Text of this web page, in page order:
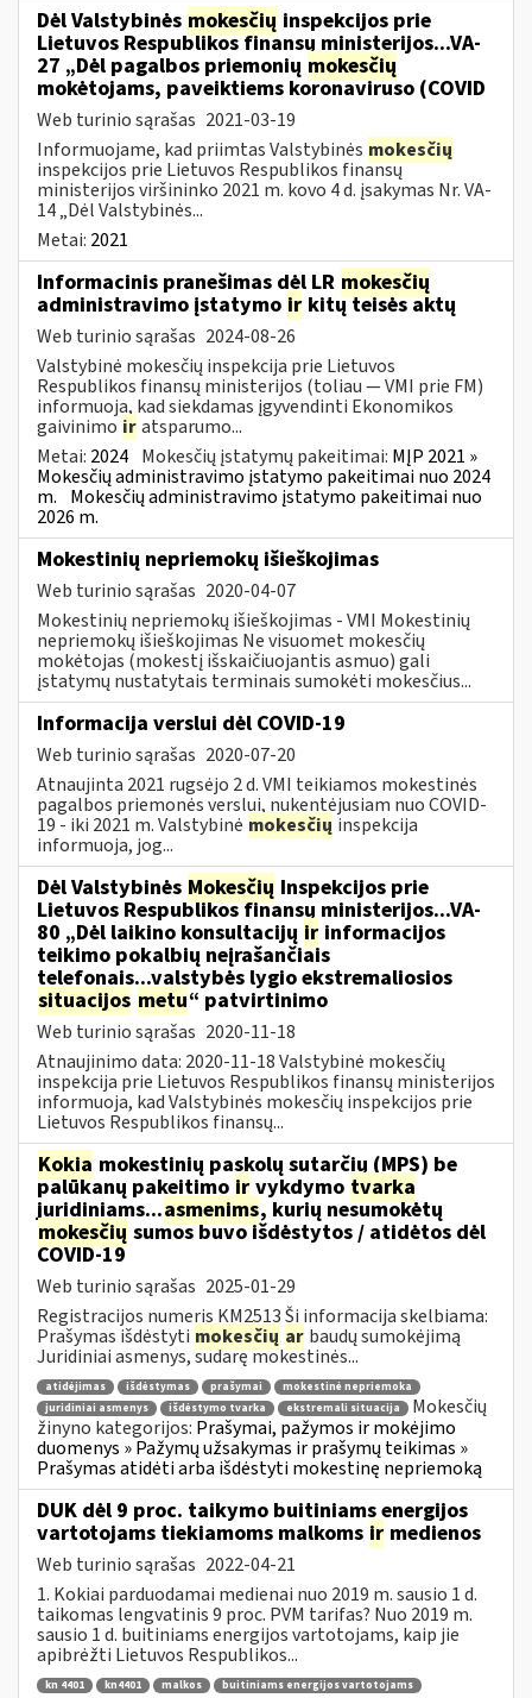
Dėl Valstybinės mokesčių inspekcijos prie
Lietuvos Respublikos finansų ministerijos...VA-
27 „Dėl pagalbos priemonių mokesčių
mokėtojams, paveiktiems koronaviruso (COVID
Web turinio sąrašas 2021-03-19
Informuojame, kad priimtas Valstybinės mokesčių
inspekcijos prie Lietuvos Respublikos finansų
ministerijos viršininko 2021 m. kovo 4 d. įsakymas Nr. VA-
14 „Dėl Valstybinės...
Metai: 2021
Informacinis pranešimas dėl LR mokesčių
administravimo įstatymo ir kitų teisės aktų
Web turinio sąrašas 2024-08-26
Valstybinė mokesčių inspekcija prie Lietuvos
Respublikos finansų ministerijos (toliau — VMI prie FM)
informuoja, kad siekdamas įgyvendinti Ekonomikos
gaivinimo iratsparumo...
Metai: 2024 Mokesčių įstatymų pakeitimai: MĮP 2021 »
Mokesčių administravimo įstatymo pakeitimai nuo 2024
m. Mokesčių administravimo įstatymo pakeitimai nuo
2026 m.
Mokestinių nepriemokų išieškojimas
Web turinio sąrašas 2020-04-07
Mokestinių nepriemokų išieškojimas - VMI Mokestinių
nepriemokų išieškojimas Ne visuomet mokesčių
mokėtojas (mokestį išskaičiuojantis asmuo) gali
įstatymų nustatytais terminais sumokėti mokesčius...
Informacija verslui dėl COVID-19
Web turinio sąrašas 2020-07-20
Atnaujinta 2021 rugsėjo 2 d. VMI teikiamos mokestinės
pagalbos priemonės verslui, nukentėjusiam nuo COVID-
19 - iki 2021 m. Valstybinė mokesčių inspekcija
informuoja, jog...
Dėl Valstybinės Mokesčių Inspekcijos prie
Lietuvos Respublikos finansų ministerijos...VA-
80 „Dėl laikino konsultacijų ir informacijos
teikimo pokalbių neįrašančiais
telefonais...valstybės lygio ekstremaliosios
situacijos metu“ patvirtinimo
Web turinio sąrašas 2020-11-18
Atnaujinimo data: 2020-11-18 Valstybinė mokesčių
inspekcija prie Lietuvos Respublikos finansų ministerijos
informuoja, kad Valstybinės mokesčių inspekcijos prie
Lietuvos Respublikos finansų...
Kokia mokestinių paskolų sutarčių (MPS) be
palūkanų pakeitimo ir vykdymo tvarka
juridiniams...asmenims, kurių nesumokėtų
mokesčių sumos buvo išdėstytos / atidėtos dėl
COVID-19
Web turinio sąrašas 2025-01-29
Registracijos numeris KM2513 Ši informacija skelbiama:
Prašymas išdėstyti mokesčių ar baudų sumokėjimą
Juridiniai asmenys, sudarę mokestinės...
atidėjimas išdėstymas prašymai
mokestinė nepriemoka
juridiniai asmenys
išdėstymo tvarka ekstremali situacija
Mokesčių
žinyno kategorijos: Prašymai, pažymos ir mokėjimo
duomenys » Pažymų užsakymas ir prašymų teikimas »
Prašymas atidėti arba išdėstyti mokestinę nepriemoką
DUK dėl 9 proc. taikymo buitiniams energijos
vartotojams tiekiamoms malkoms ir medienos
Web turinio sąrašas 2022-04-21
1. Kokiai parduodamai medienai nuo 2019 m. sausio 1 d.
taikomas lengvatinis 9 proc. PVM tarifas? Nuo 2019 m.
sausio 1 d. buitiniams energijos vartotojams, kaip jie
apibrėžti Lietuvos Respublikos...
kn 4401 kn4401 malkos buitiniams energijos vartotojams